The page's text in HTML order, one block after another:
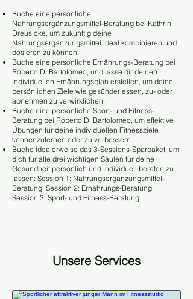
Buche eine persönliche
Nahrungsergänzungsmittel-Beratung bei Kathrin
Dreusicke, um zukünftig deine
Nahrungsergänzungsmittel ideal kombinieren und
dosieren zu können.
Buche eine persönliche Ernährungs-Beratung bei
Roberto Di Bartolomeo, und lasse dir deinen
individuellen Ernährungsplan erstellen, um deine
persönlichen Ziele wie gesünder essen, zu- oder
abnehmen zu verwirklichen.
Buche eine persönliche Sport- und Fitness-
Beratung bei Roberto Di Bartolomeo, um effektive
Übungen für deine individuellen Fitnessziele
kennenzulernen oder zu verbessern.
Buche idealerweise das 3-Sessions-Sparpaket, um
dich für alle drei wichtigen Säulen für deine
Gesundheit persönlich und individuell beraten zu
lassen: Session 1: Nahrungsergänzungsmittel-
Beratung, Session 2: Ernährungs-Beratung,
Session 3: Sport- und Fitness-Beratung
Unsere Services